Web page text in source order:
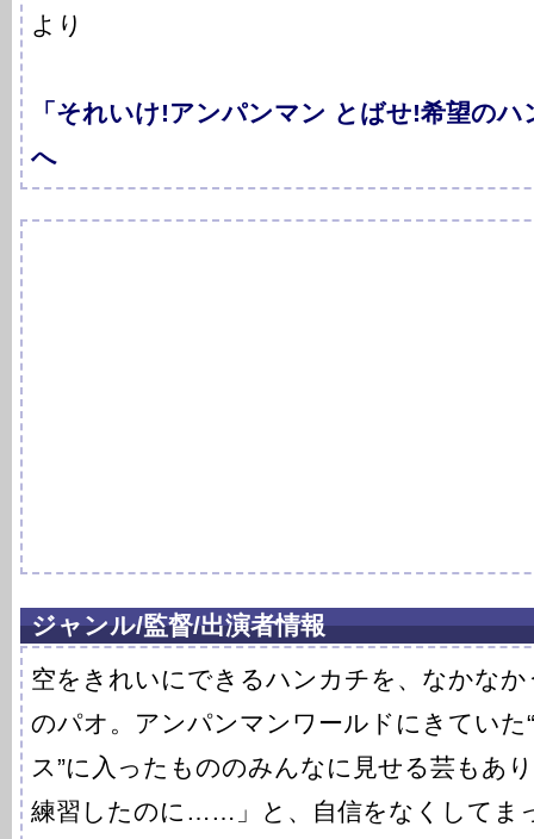
より
「それいけ!アンパンマン とばせ!希望の
へ
ジャンル/監督/出演者情報
空をきれいにできるハンカチを、なかな
のパオ。アンパンマンワールドにきていた
ス”に入ったもののみんなに見せる芸もあ
練習したのに……」と、自信をなくしてま